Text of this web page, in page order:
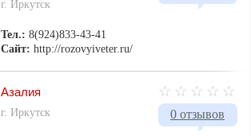
г. Иркутск
Тел.:8(924)833-43-41
Сайт: http://rozovyiveter.ru/
0 отзывов
Азалия
г. Иркутск